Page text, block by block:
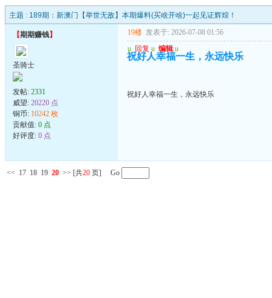
主题 : 189期：新澳门【举世无敌】本期爆料(买啥开啥)一起见证辉煌！
【期期赚钱】
圣骑士
发帖: 2331
威望: 20220 点
铜币: 10242 枚
贡献值: 0 点
好评度: 0 点
19楼 发表于: 2026-07-08 01:56
u 回复 u 编辑 u
祝好人幸福一生，永远快乐
祝好人幸福一生，永远快乐
<< 17 18 19 20 >> [共20 页] Go